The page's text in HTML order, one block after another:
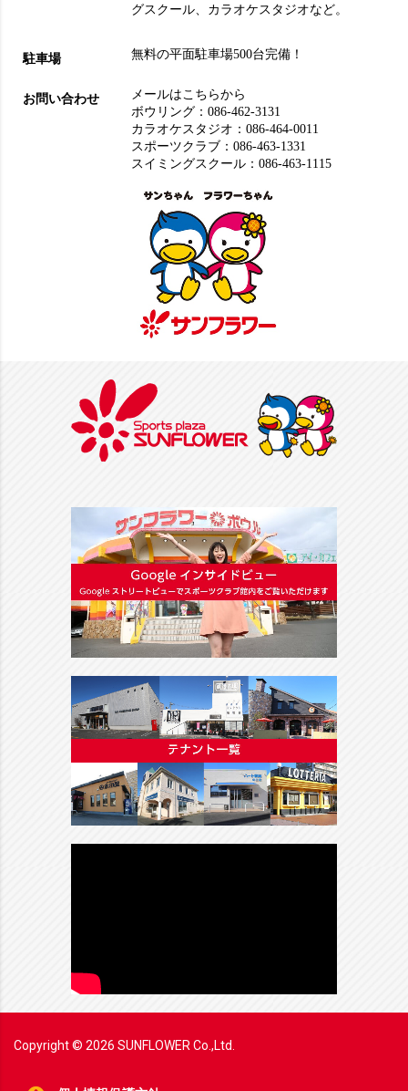
グスクール
カラオケスタジオなど。
駐車場 無料の平面駐車場500台完備！
お問い合わせ
メールはこちらから
ボウリング：086-462-3131
カラオケスタジオ：086-464-0011
スポーツクラブ：086-463-1331
スイミングスクール：086-463-1115
Copyright © 2026 SUNFLOWER Co.,Ltd.